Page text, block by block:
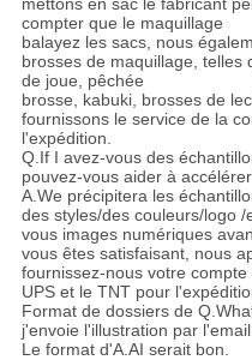
compter que le maquillage
balayez les sacs, nous
brosses de maquillage, telles
de joue, pêchée
brosse, kabuki, brosses de
fournissons le service de la
l'expédition.
Q.If I avez-vous des
pouvez-vous aider à
A.We précipitera les
des styles/des couleurs/logo
vous images numériques
vous êtes satisfaisant, nous
fournissez-nous votre compte
UPS et le TNT pour
Format de dossiers de
j'envoie l'illustration par
Le format d'A.AI serait bon.